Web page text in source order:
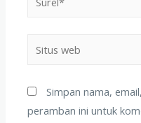
Simpan nama,
peramban ini untuk